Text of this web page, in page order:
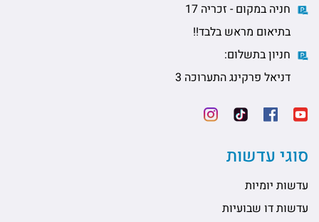
חניה במקום - זכריה 17
בתיאום מראש בלבד!!
חניון בתשלום:
דניאל פרקינג התערוכה 3
סוגי עדשות
עדשות יומיות
עדשות דו שבועיות